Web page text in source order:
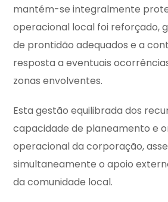
mantém-se integralmente
operacional local foi reforçado,
de prontidão adequados e a
resposta a eventuais
zonas envolventes.
Esta gestão equilibrada dos
capacidade de planeamento e
operacional da corporação,
simultaneamente o apoio
da comunidade local.